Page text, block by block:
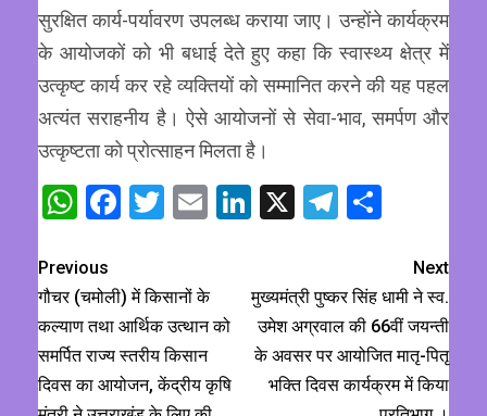
सुरक्षित कार्य-पर्यावरण उपलब्ध कराया जाए। उन्होंने कार्यक्रम
के आयोजकों को भी बधाई देते हुए कहा कि स्वास्थ्य क्षेत्र में
उत्कृष्ट कार्य कर रहे व्यक्तियों को सम्मानित करने की यह पहल
अत्यंत सराहनीय है। ऐसे आयोजनों से सेवा-भाव, समर्पण और
उत्कृष्टता को प्रोत्साहन मिलता है।
WhatsApp
Facebook
Twitter
EmailLinkedIn
X Telegram
Previous
गौचर (चमोली) में किसानों के
कल्याण तथा आर्थिक उत्थान को
समर्पित राज्य स्तरीय किसान
दिवस का आयोजन, केंद्रीय कृषि
Next
मुख्यमंत्री पुष्कर सिंह धामी ने स्व.
उमेश अग्रवाल की 66वीं जयन्ती
के अवसर पर आयोजित मातृ-पितृ
भक्ति दिवस कार्यक्रम में किया